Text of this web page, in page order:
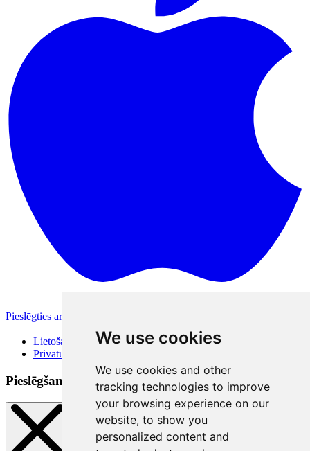
We use cookies
We use cookies and other
tracking technologies to improve
your browsing experience on our
website, to show you
personalized content and
Pieslēgties ar Apple
Lietošanas noteikumi
Privātuma politika
Pieslēgšanās veidi